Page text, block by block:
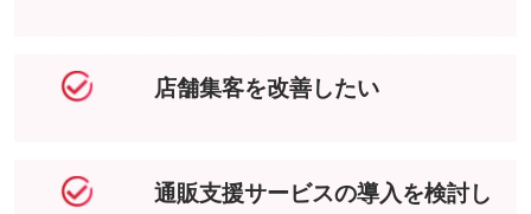
店舗集客を改善したい
通販支援サービスの導入を検討し